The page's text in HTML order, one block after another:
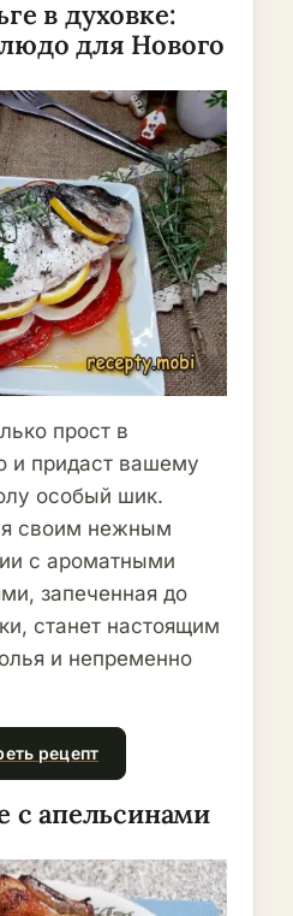
в духовке:
для Нового
прост в
и придаст вашему
особый шик.
своим нежным
с ароматными
запеченная до
станет настоящим
и непременно
рецепт
с апельсинами